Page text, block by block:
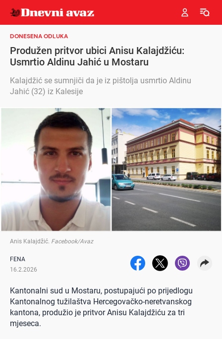
DONESENA ODLUKA
Produžen pritvor ubici Anisu Kalajdžiću:
Usmrtio Aldinu Jahić u Mostaru
Kalajdžić se sumnjiči da je iz pištolja usmrtio Aldinu
Jahić (32) iz Kalesije
Anis Kalajdžić. Facebook/Avaz
FENA
16.2.2026
Kantonalni sud u Mostaru, postupajući po prijedlogu
Kantonalnog tužilaštva Hercegovačko-neretvanskog
kantona, produžio je pritvor Anisu Kalajdžiću za tri
mjeseca.